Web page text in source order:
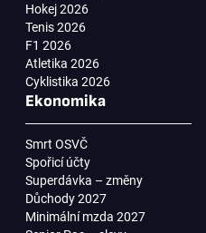
Hokej 2026
Tenis 2026
F1 2026
Atletika 2026
Cyklistika 2026
Ekonomika
Smrt OSVČ
Spořicí účty
Superdávka – změny
Důchody 2027
Minimální mzda 2027